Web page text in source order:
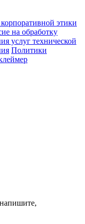
этики
на обработку
услуг технической
Политики